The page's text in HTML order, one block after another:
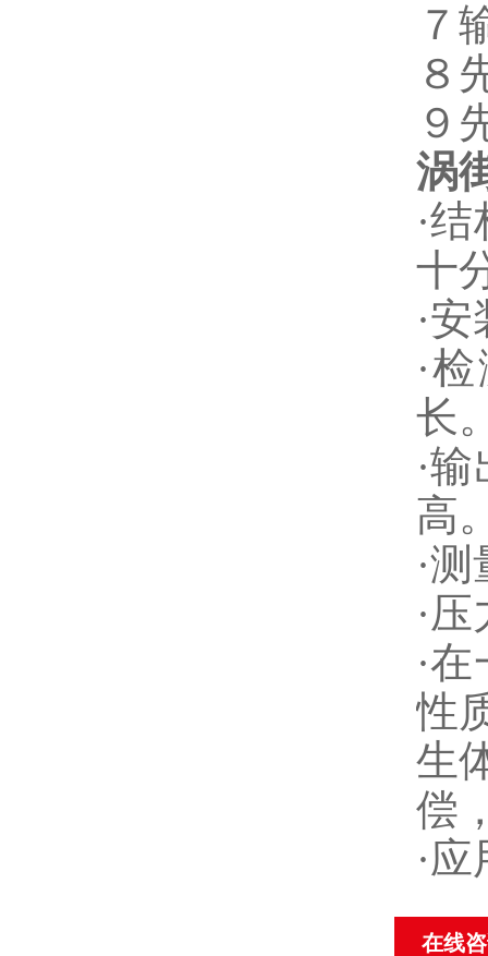
７
８
９
涡
·
十
·
·
长
·
高
·
·
·
性
生
偿
·
在线